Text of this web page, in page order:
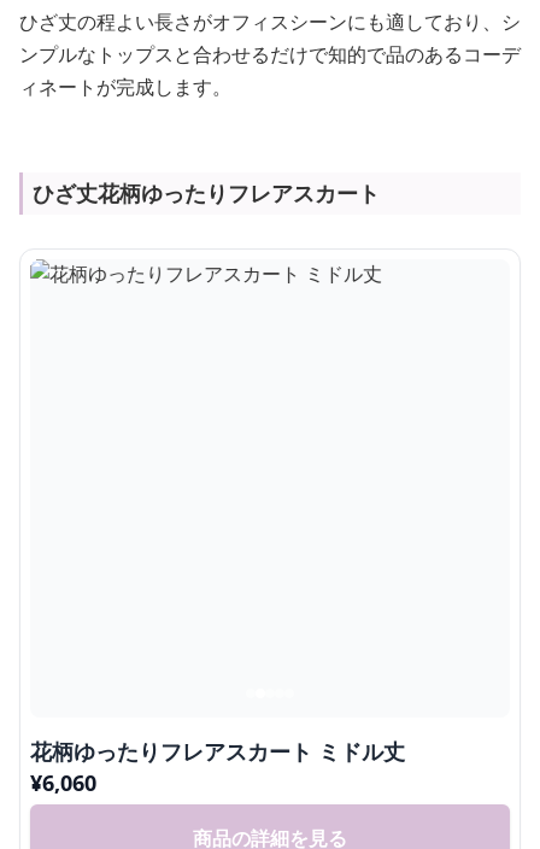
ひざ丈の程よい長さがオフィスシーンにも適しており、シ
ンプルなトップスと合わせるだけで知的で品のあるコーデ
ィネートが完成します。
ひざ丈花柄ゆったりフレアスカート
花柄ゆったりフレアスカート ミドル丈
¥6,060
商品の詳細を見る